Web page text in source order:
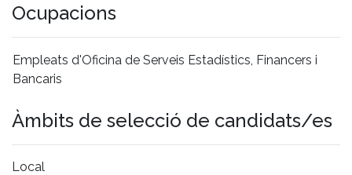
Ocupacions
Empleats d'Oficina de Serveis Estadístics, Financers i
Bancaris
Àmbits de selecció de candidats/es
Local